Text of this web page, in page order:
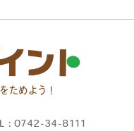
ためよう！
：0742-34-8111